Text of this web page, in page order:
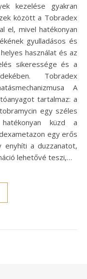
kezelése gyakran
között a Tobradex
el, mivel hatékonyan
gyulladásos és
használat és az
sikeressége és a
Tobradex
A
tartalmaz: a
egy széles
küzd a
egy erős
enyhíti a duzzanatot,
lehetővé teszi,…